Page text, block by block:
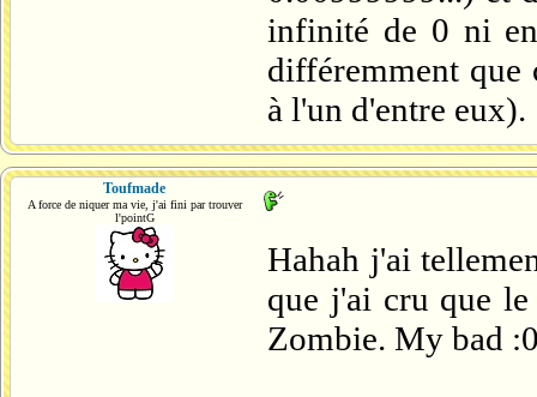
infinité de 0 ni
différemment que
à l'un d'entre eux).
Toufmade
A force de niquer ma vie, j'ai fini par trouver
l'pointG
Hahah j'ai
que j'ai cru que
Zombie. My bad